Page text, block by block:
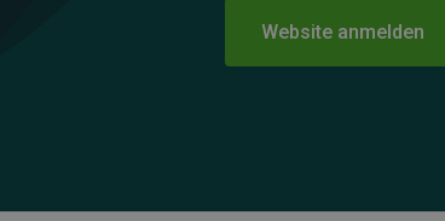
Website anmelden